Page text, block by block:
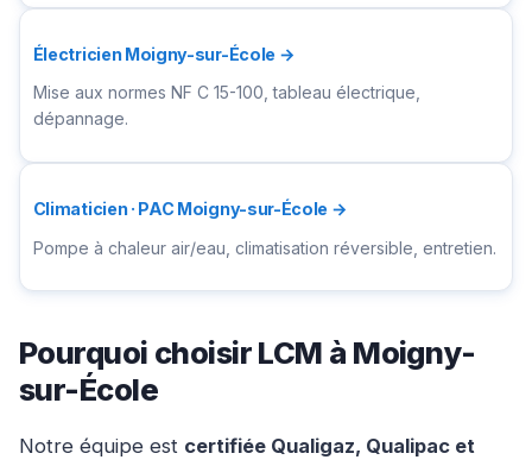
Électricien Moigny-sur-École →
Mise aux normes NF C 15-100, tableau électrique,
dépannage.
Climaticien · PAC Moigny-sur-École →
Pompe à chaleur air/eau, climatisation réversible, entretien.
Pourquoi choisir LCM à Moigny-
sur-École
Notre équipe est certifiée Qualigaz, Qualipac et